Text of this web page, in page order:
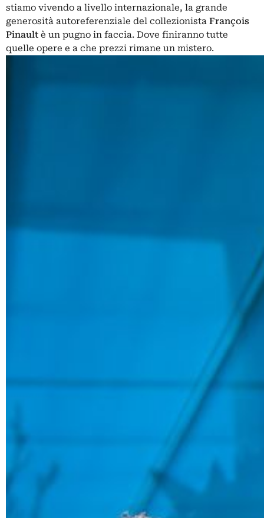
stiamo vivendo a livello internazionale, la grande
generosità autoreferenziale del collezionista François
Pinault è un pugno in faccia. Dove finiranno tutte
quelle opere e a che prezzi rimane un mistero.